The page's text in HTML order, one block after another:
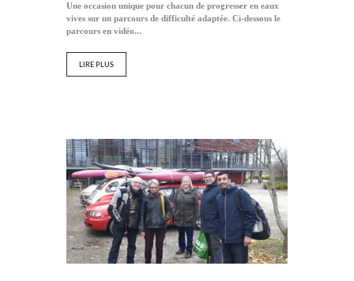
Une occasion unique pour chacun de progresser en eaux
vives sur un parcours de difficulté adaptée. Ci-dessous le
parcours en vidéo...
LIRE PLUS